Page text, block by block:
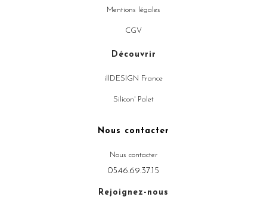
Mentions légales
CGV
Découvrir
illDESIGN France
Silicon' Palet
Nous contacter
Nous contacter
05.46.69.37.15
Rejoignez-nous